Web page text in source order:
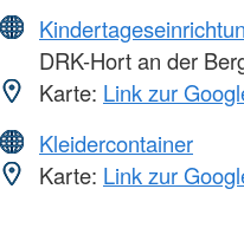
DRK-Hort an der
Karte: Link zur
Kleidercontainer
Karte: Link zur